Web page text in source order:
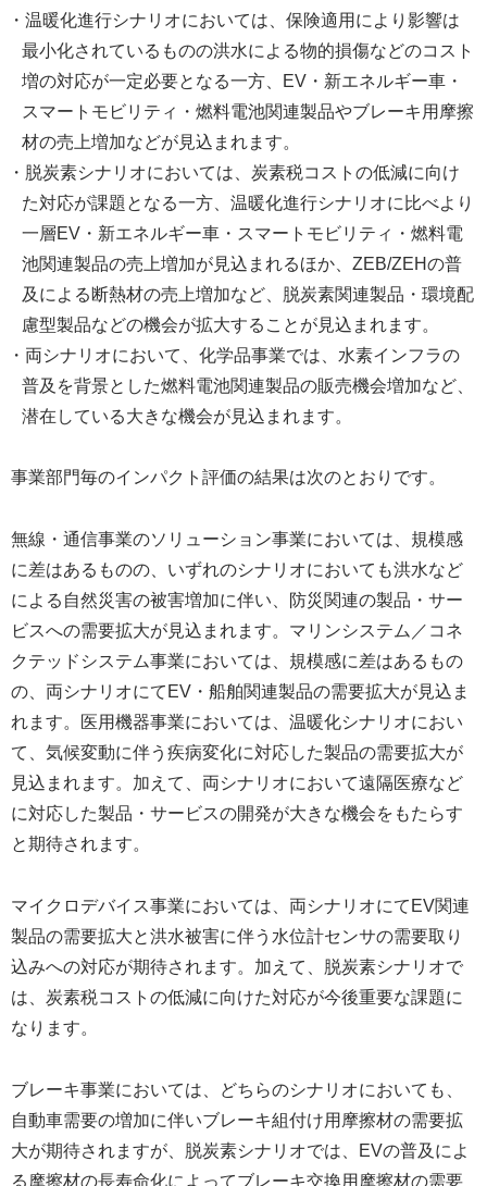
・温暖化進行シナリオにおいては、保険適用により影響は
最小化されているものの洪水による物的損傷などのコスト
増の対応が一定必要となる一方、EV・新エネルギー車・
スマートモビリティ・燃料電池関連製品やブレーキ用摩擦
材の売上増加などが見込まれます。
・脱炭素シナリオにおいては、炭素税コストの低減に向け
た対応が課題となる一方、温暖化進行シナリオに比べより
一層EV・新エネルギー車・スマートモビリティ・燃料電
池関連製品の売上増加が見込まれるほか、ZEB/ZEHの普
及による断熱材の売上増加など、脱炭素関連製品・環境配
慮型製品などの機会が拡大することが見込まれます。
・両シナリオにおいて、化学品事業では、水素インフラの
普及を背景とした燃料電池関連製品の販売機会増加など、
潜在している大きな機会が見込まれます。
事業部門毎のインパクト評価の結果は次のとおりです。
無線・通信事業のソリューション事業においては、規模感
に差はあるものの、いずれのシナリオにおいても洪水など
による自然災害の被害増加に伴い、防災関連の製品・サー
ビスへの需要拡大が見込まれます。マリンシステム／コネ
クテッドシステム事業においては、規模感に差はあるもの
の、両シナリオにてEV・船舶関連製品の需要拡大が見込ま
れます。医用機器事業においては、温暖化シナリオにおい
て、気候変動に伴う疾病変化に対応した製品の需要拡大が
見込まれます。加えて、両シナリオにおいて遠隔医療など
に対応した製品・サービスの開発が大きな機会をもたらす
と期待されます。
マイクロデバイス事業においては、両シナリオにてEV関連
製品の需要拡大と洪水被害に伴う水位計センサの需要取り
込みへの対応が期待されます。加えて、脱炭素シナリオで
は、炭素税コストの低減に向けた対応が今後重要な課題に
なります。
ブレーキ事業においては、どちらのシナリオにおいても、
自動車需要の増加に伴いブレーキ組付け用摩擦材の需要拡
大が期待されますが、脱炭素シナリオでは、EVの普及によ
る摩擦材の長寿命化によってブレーキ交換用摩擦材の需要